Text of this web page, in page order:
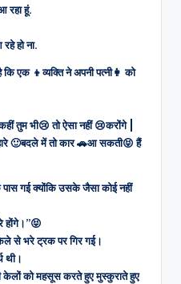
रहा हूं.
हो ना.
एक 👦व्यक्ति ने अपनी पत्नी👩 को
तुम भी😢 तो ऐसा नहीं 😢करोंगे |
🙂बदले में तो कार 🚗आ सकती😝 हैं
गई क्योंकि उसके जैसा कोई नहीं
होंगे।”😝
से भरे ट्रक पर गिर गई।
थी।
को महसूस करते हुए मुस्कुराते हुए